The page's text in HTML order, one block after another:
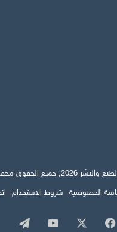
جميع الحقوق محفوظة
الخصوصية شروط الاستخدام
فيسبوك ‫YouTube